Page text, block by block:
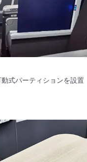
式パーティションを設置